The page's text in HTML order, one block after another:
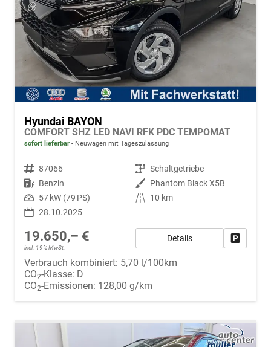
Hyundai BAYON
COMFORT SHZ LED NAVI RFK PDC TEMPOMAT
sofort lieferbar Neuwagen mit Tageszulassung
Fahrzeugnr. 87066 Getriebe Schaltgetriebe
Kraftstoff Benzin Außenfarbe Phantom Black X5B
Leistung 57 kW (79 PS) Kilometerstand
10 km
28.10.2025
19.650,– €
incl. 19% MwSt.
Details
Verbrauch kombiniert: 5,70 l/100km
CO2-Klasse: D
CO2-Emissionen: 128,00 g/km